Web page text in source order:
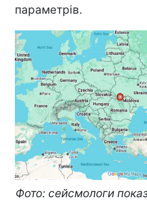
параметрів.
Фото: сейсмологи